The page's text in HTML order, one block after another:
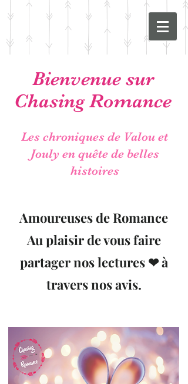
Bienvenue sur
Chasing Romance
Les chroniques de Valou et
Jouly en quête de belles
histoires
Amoureuses de Romance
Au plaisir de vous faire
partager nos lectures ❤ à
travers nos avis.